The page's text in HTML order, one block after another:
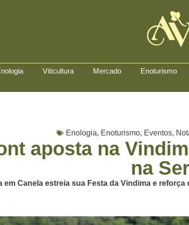
Viticultura Mercado Enoturismo
Enologia, Enoturismo, Eventos,
aposta na
na
em Canela estreia sua Festa da Vindima e